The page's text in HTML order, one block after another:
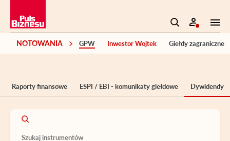
NOTOWANIA GPW Inwestor Wojtek Giełdy zagraniczne
Raporty finansowe ESPI / EBI - komunikaty giełdowe Dywidendy